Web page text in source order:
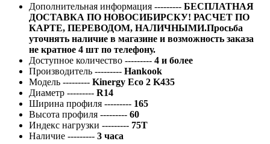
Дополнительная информация --------- БЕСПЛАТНАЯ
ДОСТАВКА ПО НОВОСИБИРСКУ! РАСЧЕТ ПО
КАРТЕ, ПЕРЕВОДОМ, НАЛИЧНЫМИ.Просьба
уточнять наличие в магазине и возможность заказа
не кратное 4 шт по телефону.
Доступное количество --------- 4 и более
Производитель --------- Hankook
Модель --------- Kinergy Eco 2 K435
Диаметр --------- R14
Ширина профиля --------- 165
Высота профиля --------- 60
Индекс нагрузки --------- 75T
Наличие --------- 3 часа